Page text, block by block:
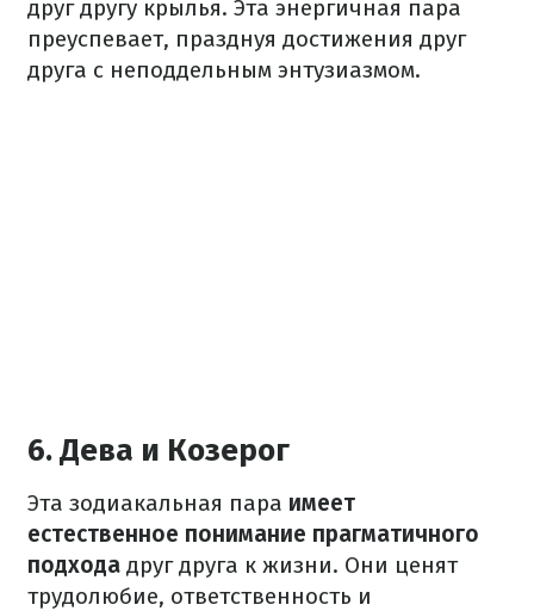
друг другу крылья. Эта энергичная пара
преуспевает, празднуя достижения друг
друга с неподдельным энтузиазмом.
6. Дева и Козерог
Эта зодиакальная пара имеет
естественное понимание прагматичного
подхода друг друга к жизни. Они ценят
трудолюбие, ответственность и